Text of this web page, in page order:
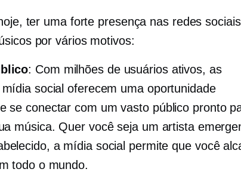
ter uma forte presença nas redes
por vários motivos:
: Com milhões de usuários ativos, as
social oferecem uma oportunidade
se conectar com um vasto público pronto
música. Quer você seja um artista
a mídia social permite que você
todo o mundo.